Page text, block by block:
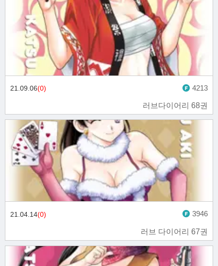
러브다이어리 68권
21.09.06(0) 4213
러브 다이어리 67권
21.04.14(0) 3946